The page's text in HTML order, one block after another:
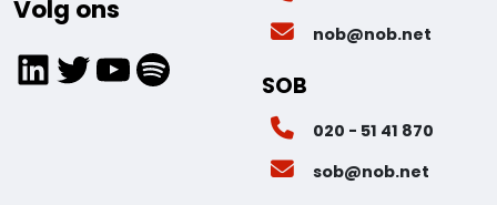
Volg ons
LinkedIn
Twitter
YouTube
Spotify
nob@nob.net
SOB
020 - 51 41 870
sob@nob.net